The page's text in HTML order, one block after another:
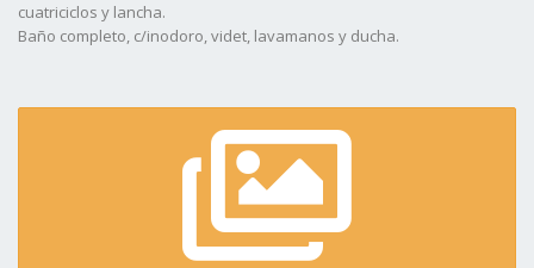
cuatriciclos y lancha.
Baño completo, c/inodoro, videt, lavamanos y ducha.